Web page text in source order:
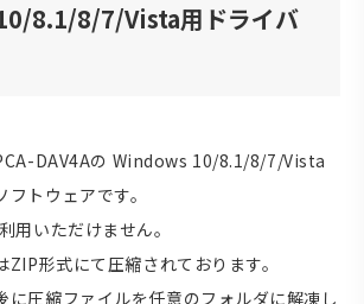
8.1/8/7/Vista用ドライバ
DAV4Aの Windows 10/8.1/8/7/Vista
トウェアです。
用いただけません。
ZIP形式にて圧縮されております。
に圧縮ファイルを任意のフォルダに解凍し